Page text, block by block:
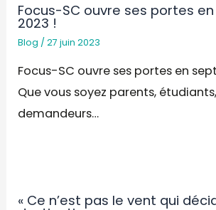
Focus-SC ouvre ses portes
2023 !
Blog /27 juin 2023
Focus-SC ouvre ses portes en
Que vous soyez parents,
demandeurs…
« Ce n’est pas le vent qui